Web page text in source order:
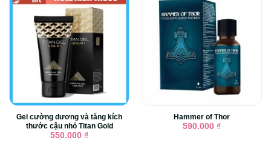
Gel cường dương và tăng kích
thước cậu nhỏ Titan Gold
550.000 ₫
Hammer of Thor
590.000 ₫